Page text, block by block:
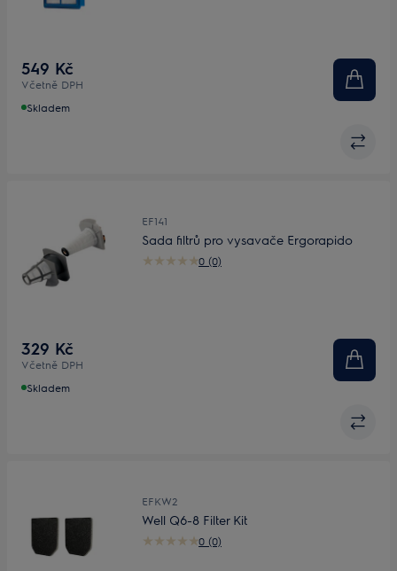
549 Kč
Včetně DPH
Skladem
EF141
0 (0)
Sada filtrů pro vysavače Ergorapido
329 Kč
Včetně DPH
Skladem
EFKW2
0 (0)
Well Q6-8 Filter Kit